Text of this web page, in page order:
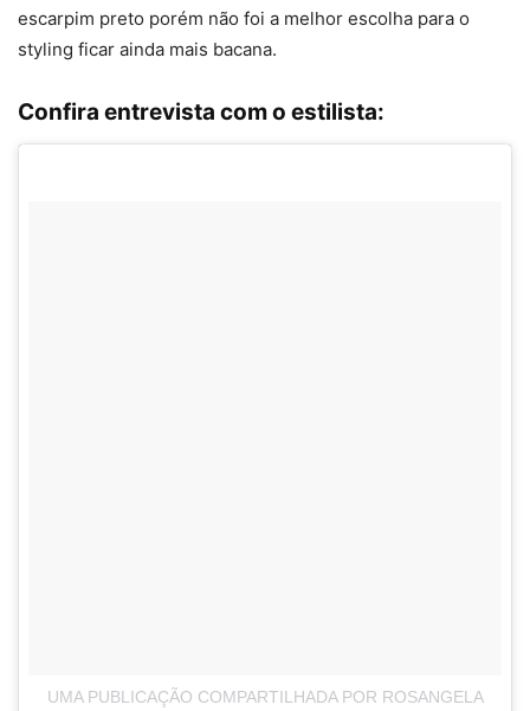
escarpim preto porém não foi a melhor escolha para o
styling ficar ainda mais bacana.
Confira entrevista com o estilista:
UMA PUBLICAÇÃO COMPARTILHADA POR ROSANGELA